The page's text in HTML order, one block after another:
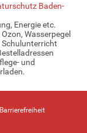
Baden-
Energie etc.
Wasserpegel
und
Barrierefreiheit